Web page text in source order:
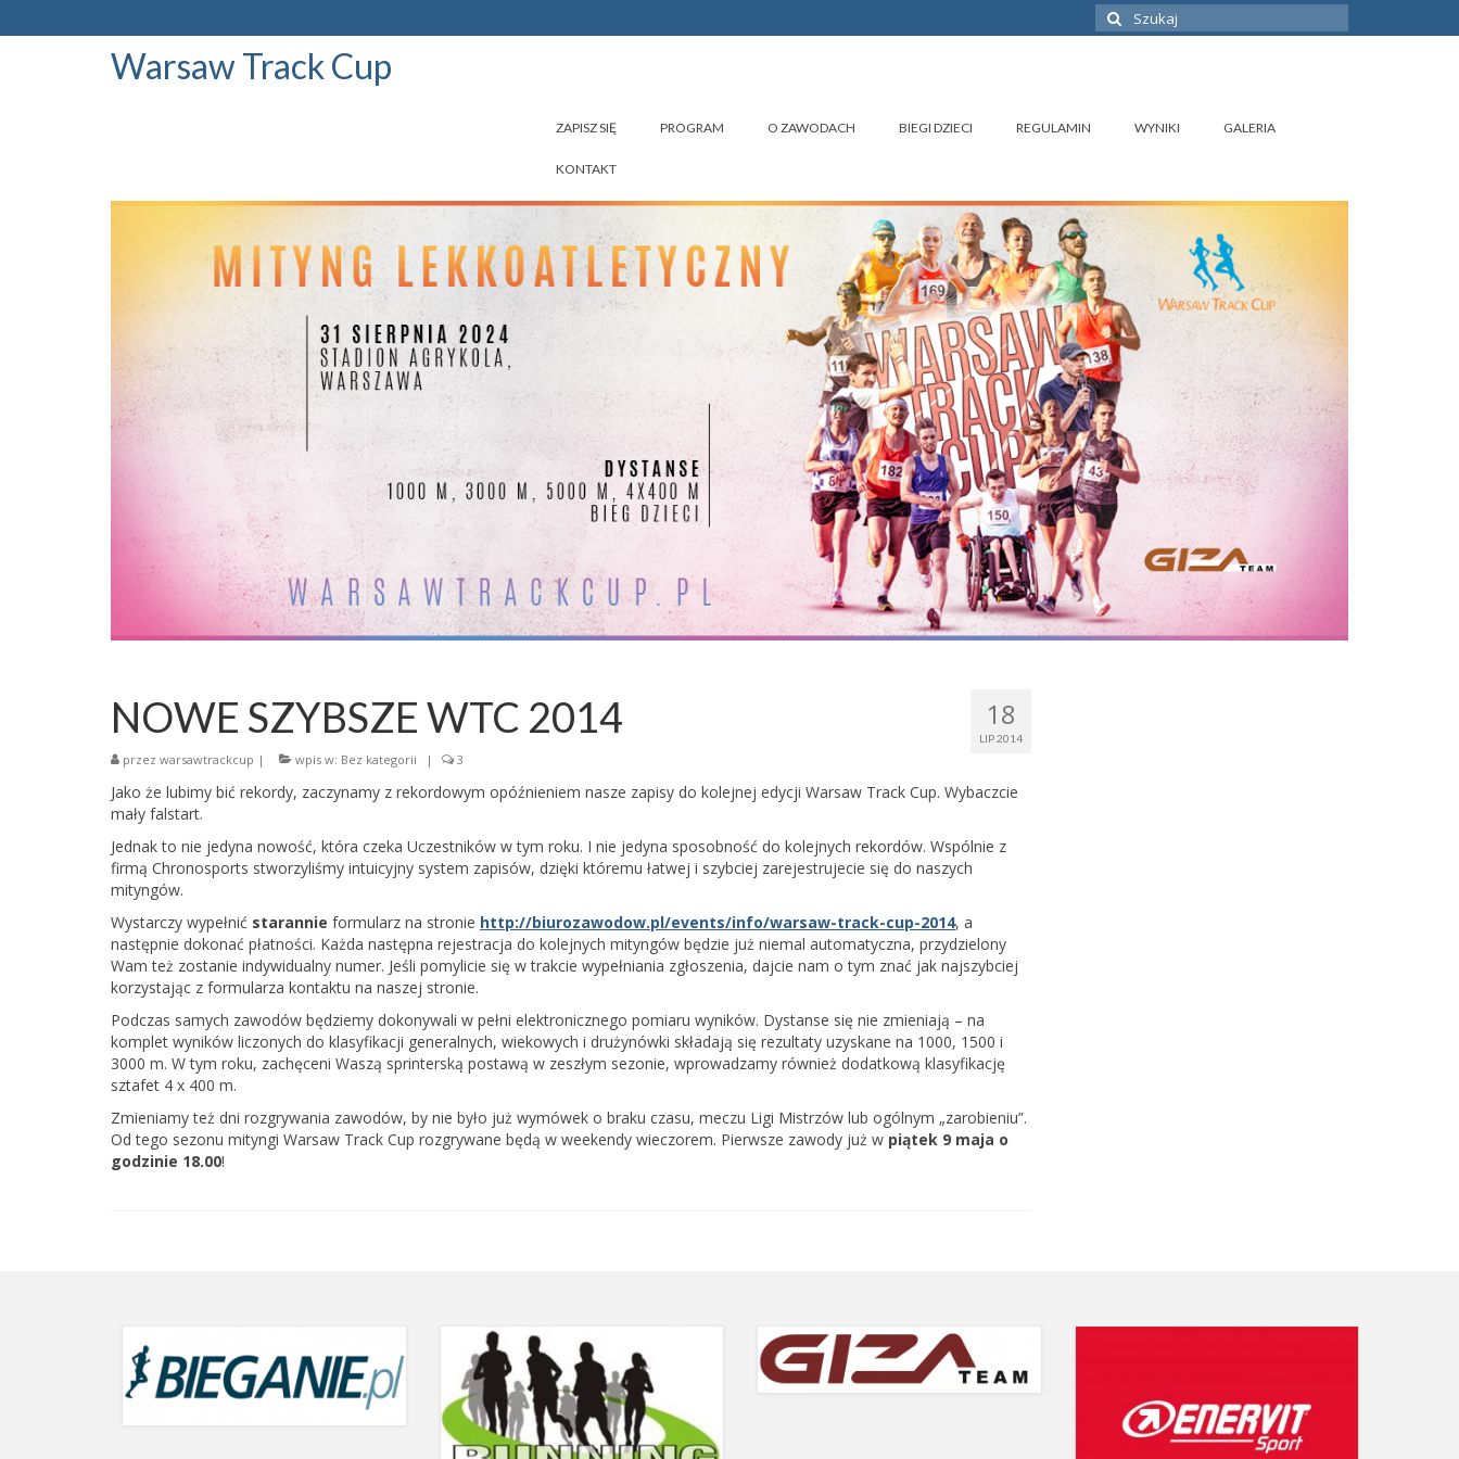
Szuklaj
w:
Warsaw Track Cup
ZAPISZ SIĘ PROGRAM O ZAWODACH BIEGI DZIECI REGULAMIN WYNIKI GALERIA
KONTAKT
18
LIP 2014
NOWE SZYBSZE WTC 2014
przez warsawtrackcup | wpis w: Bez kategorii | 3
Jako że lubimy bić rekordy, zaczynamy z rekordowym opóźnieniem nasze zapisy do kolejnej edycji Warsaw Track Cup. Wybaczcie
mały falstart.
Jednak to nie jedyna nowość, która czeka Uczestników w tym roku. I nie jedyna sposobność do kolejnych rekordów. Wspólnie z
firmą Chronosports stworzyliśmy intuicyjny system zapisów, dzięki któremu łatwej i szybciej zarejestrujecie się do naszych
mityngów.
Wystarczy wypełnić starannie formularz na stronie http://biurozawodow.pl/events/info/warsaw-track-cup-2014, a
następnie dokonać płatności. Każda następna rejestracja do kolejnych mityngów będzie już niemal automatyczna, przydzielony
Wam też zostanie indywidualny numer. Jeśli pomylicie się w trakcie wypełniania zgłoszenia, dajcie nam o tym znać jak najszybciej
korzystając z formularza kontaktu na naszej stronie.
Podczas samych zawodów będziemy dokonywali w pełni elektronicznego pomiaru wyników. Dystanse się nie zmieniają – na
komplet wyników liczonych do klasyfikacji generalnych, wiekowych i drużynówki składają się rezultaty uzyskane na 1000, 1500 i
3000 m. W tym roku, zachęceni Waszą sprinterską postawą w zeszłym sezonie, wprowadzamy również dodatkową klasyfikację
sztafet 4 x 400 m.
Zmieniamy też dni rozgrywania zawodów, by nie było już wymówek o braku czasu, meczu Ligi Mistrzów lub ogólnym „zarobieniu”.
Od tego sezonu mityngi Warsaw Track Cup rozgrywane będą w weekendy wieczorem. Pierwsze zawody już w piątek 9 maja o
godzinie 18.00!